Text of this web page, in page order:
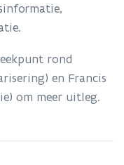
rond
en Francis
om meer uitleg.